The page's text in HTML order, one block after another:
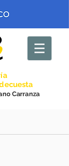
a
Carranza